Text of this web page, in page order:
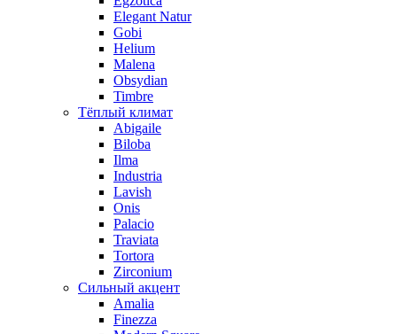
Elegant Natur
Gobi
Helium
Malena
Obsydian
Timbre
Тёплый климат
Abigaile
Biloba
Ilma
Industria
Lavish
Onis
Palacio
Traviata
Tortora
Zirconium
Сильный акцент
Amalia
Finezza